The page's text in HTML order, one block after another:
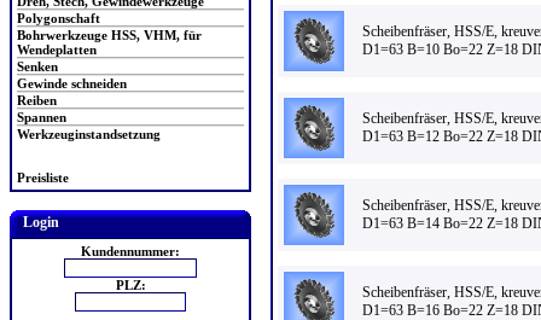
Polygonschaft
Bohrwerkzeuge HSS, VHM, für
Wendeplatten
Senken
Gewinde schneiden
Reiben
Spannen
Werkzeuginstandsetzung
Preisliste
Login
Kundennummer:
PLZ:
Scheibenfräser, HSS/E,
D1=63 B=10 Bo=22 Z=18
Scheibenfräser, HSS/E,
D1=63 B=12 Bo=22 Z=18
Scheibenfräser, HSS/E,
D1=63 B=14 Bo=22 Z=18
Scheibenfräser, HSS/E,
D1=63 B=16 Bo=22 Z=18